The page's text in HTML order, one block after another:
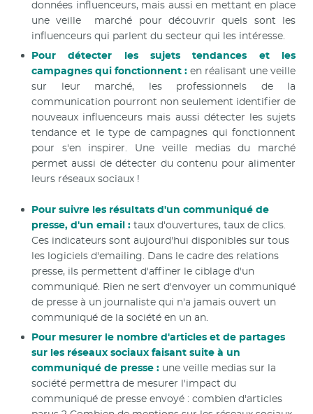
données influenceurs, mais aussi en mettant en place
une veille marché pour découvrir quels sont les
influenceurs qui parlent du secteur qui les intéresse.
Pour détecter les sujets tendances et les
campagnes qui fonctionnent : en réalisant une veille
sur leur marché, les professionnels de la
communication pourront non seulement identifier de
nouveaux influenceurs mais aussi détecter les sujets
tendance et le type de campagnes qui fonctionnent
pour s'en inspirer. Une veille medias du marché
permet aussi de détecter du contenu pour alimenter
leurs réseaux sociaux !
Pour suivre les résultats d'un communiqué de
presse, d'un email : taux d'ouvertures, taux de clics.
Ces indicateurs sont aujourd'hui disponibles sur tous
les logiciels d'emailing. Dans le cadre des relations
presse, ils permettent d'affiner le ciblage d'un
communiqué. Rien ne sert d'envoyer un communiqué
de presse à un journaliste qui n'a jamais ouvert un
communiqué de la société en un an.
Pour mesurer le nombre d'articles et de partages
sur les réseaux sociaux faisant suite à un
communiqué de presse : une veille medias sur la
société permettra de mesurer l'impact du
communiqué de presse envoyé : combien d'articles